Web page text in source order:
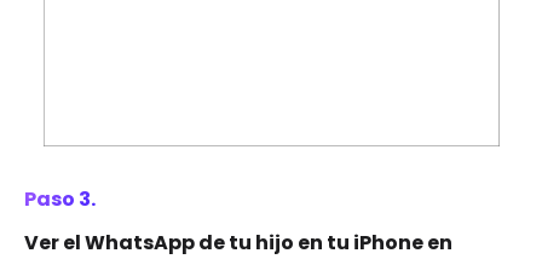
Paso 3.
Ver el WhatsApp de tu hijo en tu iPhone en